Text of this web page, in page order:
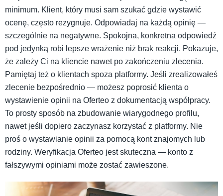
minimum. Klient, który musi sam szukać gdzie wystawić
ocenę, często rezygnuje. Odpowiadaj na każdą opinię —
szczególnie na negatywne. Spokojna, konkretna odpowiedź
pod jedynką robi lepsze wrażenie niż brak reakcji. Pokazuje,
że zależy Ci na kliencie nawet po zakończeniu zlecenia.
Pamiętaj też o klientach spoza platformy. Jeśli zrealizowałeś
zlecenie bezpośrednio — możesz poprosić klienta o
wystawienie opinii na Oferteo z dokumentacją współpracy.
To prosty sposób na zbudowanie wiarygodnego profilu,
nawet jeśli dopiero zaczynasz korzystać z platformy. Nie
proś o wystawianie opinii za pomocą kont znajomych lub
rodziny. Weryfikacja Oferteo jest skuteczna — konto z
fałszywymi opiniami może zostać zawieszone.